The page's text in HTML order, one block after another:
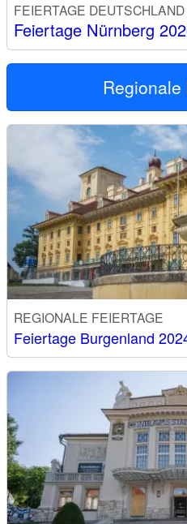
FEIERTAGE DEUTSCHLAND
Feiertage Nürnberg
REGIONALE FEIERTAGE
Feiertage Burgenland